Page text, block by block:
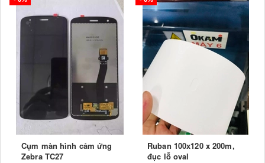
Cụm màn hình cảm ứng
Zebra TC27
Ruban 100x120 x 200m,
đục lỗ oval